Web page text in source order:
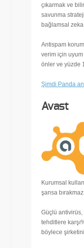
çıkarmak ve
savunma
bağlamsal zeka
Antispam
verim için
önler ve yüzde
Şimdi Panda
Avast
Kurumsal
şansa
Güçlü antivirüs,
tehditlere
böylece